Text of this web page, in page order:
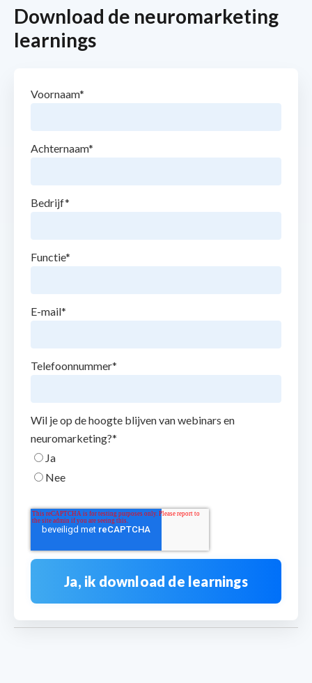
Download de neuromarketing
learnings
Voornaam*
Achternaam*
Bedrijf*
Functie*
E-mail*
Telefoonnummer*
Wil je op de hoogte blijven van webinars en
neuromarketing?*
Ja
Nee